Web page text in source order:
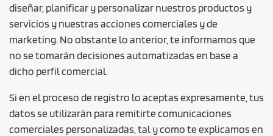
diseñar, planificar y personalizar nuestros productos y
servicios y nuestras acciones comerciales y de
marketing. No obstante lo anterior, te informamos que
no se tomarán decisiones automatizadas en base a
dicho perfil comercial.
Si en el proceso de registro lo aceptas expresamente, tus
datos se utilizarán para remitirte comunicaciones
comerciales personalizadas, tal y como te explicamos en